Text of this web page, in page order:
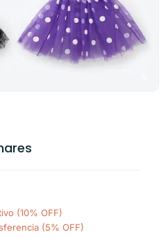
(10% OFF)
(5% OFF)